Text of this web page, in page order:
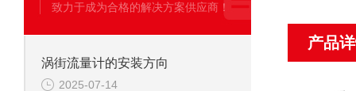
致力于成为合格的解决方案供应商！
涡街流量计的安装方向
2025-07-14
产品